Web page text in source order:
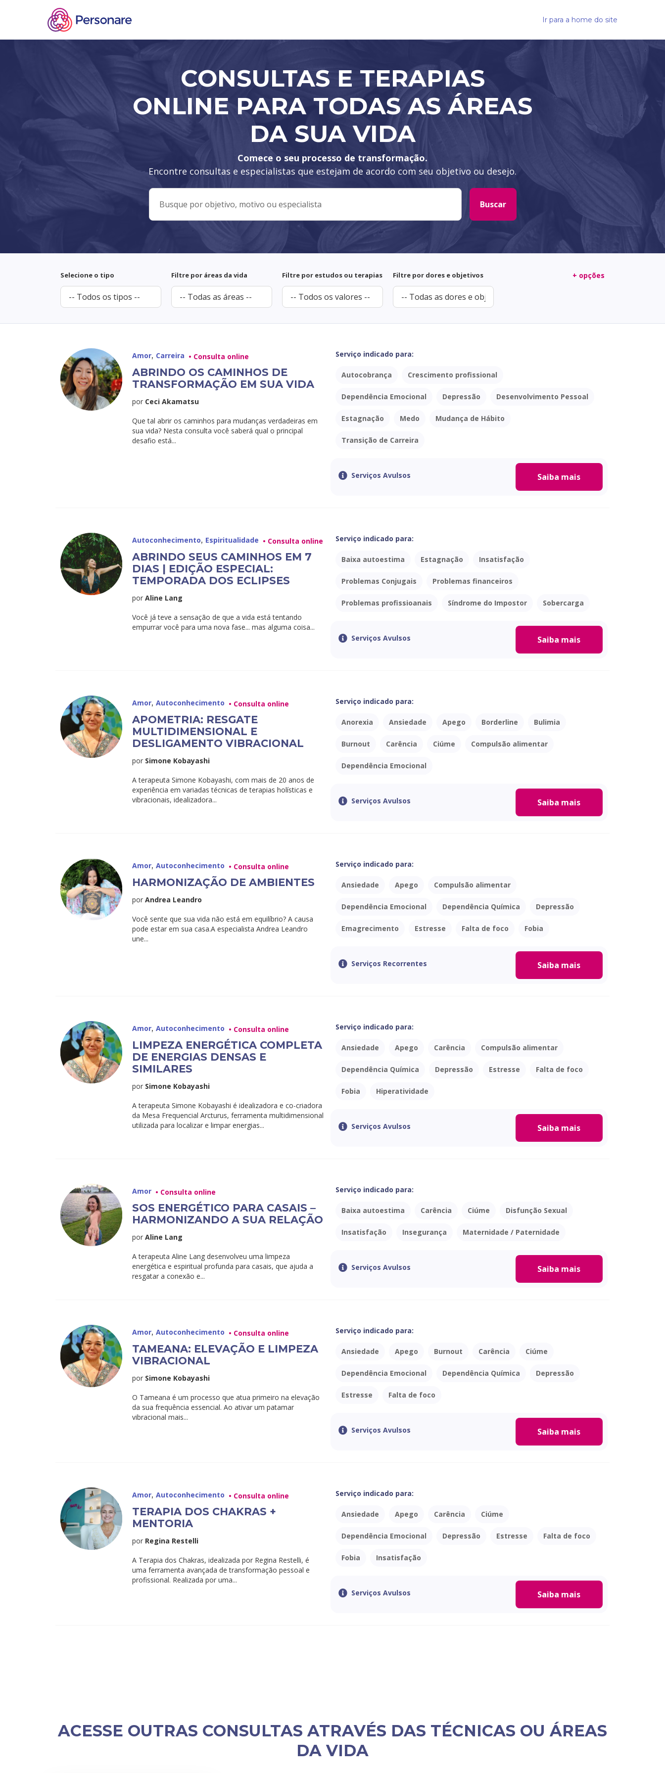
Ir para a home do site
CONSULTAS E TERAPIAS
ONLINE PARA TODAS AS ÁREAS
DA SUA VIDA
Comece o seu processo de transformação.
Encontre consultas e especialistas que estejam de acordo com seu objetivo ou desejo.
Buscar
Selecione o tipo Filtre por áreas da vida Filtre por estudos ou terapias Filtre por dores e objetivos + opções
Amor, Carreira • Consulta online
ABRINDO OS CAMINHOS DE
TRANSFORMAÇÃO EM SUA VIDA
por Ceci Akamatsu
Que tal abrir os caminhos para mudanças verdadeiras em
sua vida? Nesta consulta você saberá qual o principal
desafio está...
Serviço indicado para:
Autocobrança Crescimento profissional
Dependência Emocional Depressão Desenvolvimento Pessoal
Estagnação Medo Mudança de Hábito
Transição de Carreira
Serviços Avulsos Saiba mais
Autoconhecimento, Espiritualidade • Consulta online
ABRINDO SEUS CAMINHOS EM 7
DIAS | EDIÇÃO ESPECIAL:
TEMPORADA DOS ECLIPSES
por Aline Lang
Você já teve a sensação de que a vida está tentando
empurrar você para uma nova fase... mas alguma coisa...
Serviço indicado para:
Baixa autoestima Estagnação Insatisfação
Problemas Conjugais Problemas financeiros
Problemas profissioanais Síndrome do Impostor Sobercarga
Serviços Avulsos Saiba mais
Amor, Autoconhecimento • Consulta online
APOMETRIA: RESGATE
MULTIDIMENSIONAL E
DESLIGAMENTO VIBRACIONAL
por Simone Kobayashi
A terapeuta Simone Kobayashi, com mais de 20 anos de
experiência em variadas técnicas de terapias holísticas e
vibracionais, idealizadora...
Serviço indicado para:
Anorexia Ansiedade Apego Borderline Bulimia
Burnout Carência Ciúme Compulsão alimentar
Dependência Emocional
Serviços Avulsos Saiba mais
Amor, Autoconhecimento • Consulta online
HARMONIZAÇÃO DE AMBIENTES
por Andrea Leandro
Você sente que sua vida não está em equilíbrio? A causa
pode estar em sua casa.A especialista Andrea Leandro
une...
Serviço indicado para:
Ansiedade Apego Compulsão alimentar
Dependência Emocional Dependência Química Depressão
Emagrecimento Estresse Falta de foco Fobia
Serviços Recorrentes Saiba mais
Amor, Autoconhecimento • Consulta online
LIMPEZA ENERGÉTICA COMPLETA
DE ENERGIAS DENSAS E
SIMILARES
por Simone Kobayashi
A terapeuta Simone Kobayashi é idealizadora e co-criadora
da Mesa Frequencial Arcturus, ferramenta multidimensional
utilizada para localizar e limpar energias...
Serviço indicado para:
Ansiedade Apego Carência Compulsão alimentar
Dependência Química Depressão Estresse Falta de foco
Fobia Hiperatividade
Serviços Avulsos Saiba mais
Amor • Consulta online
SOS ENERGÉTICO PARA CASAIS –
HARMONIZANDO A SUA RELAÇÃO
por Aline Lang
A terapeuta Aline Lang desenvolveu uma limpeza
energética e espiritual profunda para casais, que ajuda a
resgatar a conexão e...
Serviço indicado para:
Baixa autoestima Carência Ciúme Disfunção Sexual
Insatisfação Insegurança Maternidade / Paternidade
Serviços Avulsos Saiba mais
Amor, Autoconhecimento • Consulta online
TAMEANA: ELEVAÇÃO E LIMPEZA
VIBRACIONAL
por Simone Kobayashi
O Tameana é um processo que atua primeiro na elevação
da sua frequência essencial. Ao ativar um patamar
vibracional mais...
Serviço indicado para:
Ansiedade Apego Burnout Carência Ciúme
Dependência Emocional Dependência Química Depressão
Estresse Falta de foco
Serviços Avulsos Saiba mais
Amor, Autoconhecimento • Consulta online
TERAPIA DOS CHAKRAS +
MENTORIA
por Regina Restelli
A Terapia dos Chakras, idealizada por Regina Restelli, é
uma ferramenta avançada de transformação pessoal e
profissional. Realizada por uma...
Serviço indicado para:
Ansiedade Apego Carência Ciúme
Dependência Emocional Depressão Estresse Falta de foco
Fobia Insatisfação
Serviços Avulsos Saiba mais
ACESSE OUTRAS CONSULTAS ATRAVÉS DAS TÉCNICAS OU ÁREAS
DA VIDA